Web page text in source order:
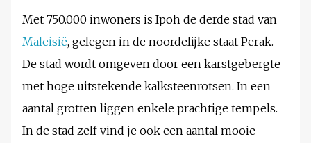
Met 750.000 inwoners is Ipoh de derde stad van
Maleisië, gelegen in de noordelijke staat Perak.
De stad wordt omgeven door een karstgebergte
met hoge uitstekende kalksteenrotsen. In een
aantal grotten liggen enkele prachtige tempels.
In de stad zelf vind je ook een aantal mooie